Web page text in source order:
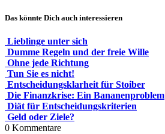
Das könnte Dich auch interessieren
Lieblinge unter sich
Dumme Regeln und der freie Wille
Ohne jede Richtung
Tun Sie es nicht!
Entscheidungsklarheit für Stoiber
Die Finanzkrise: Ein Bananenproblem
Diät für Entscheidungskriterien
Geld oder Ziele?
0 Kommentare